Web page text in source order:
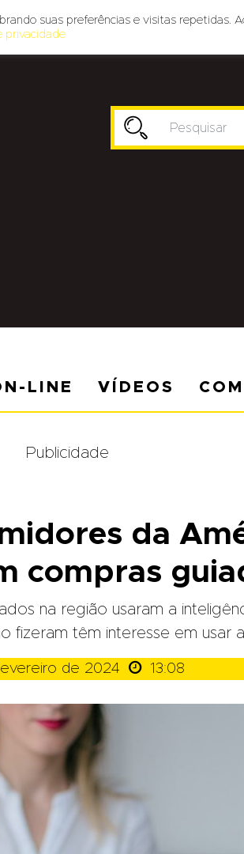
LINE VÍDEOS
Publicidade
da
compras
na região usaram a
fizeram têm interesse em usar
de 2024  13:08
suas preferências e visitas repetidas.
privacidade